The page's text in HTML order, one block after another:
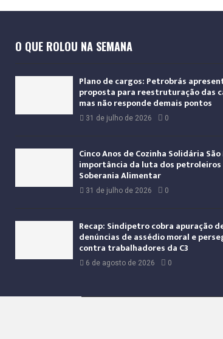
O QUE ROLOU NA SEMANA
Plano de cargos: Petrobrás
proposta para reestruturação das
mas não responde demais pontos
31 de julho de 2026 0
Cinco Anos de Cozinha Solidária
importância da luta dos petroleiros
Soberania Alimentar
31 de julho de 2026 0
Recap: Sindipetro cobra apuração
denúncias de assédio moral e
contra trabalhadores da C3
6 de agosto de 2026 0